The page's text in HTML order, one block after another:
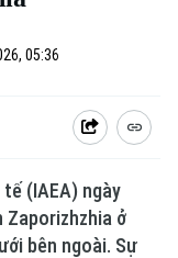
05:36
(IAEA) ngày
Zaporizhzhia ở
bên ngoài. Sự